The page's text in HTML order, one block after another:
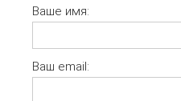
Ваше имя:
Ваш email: